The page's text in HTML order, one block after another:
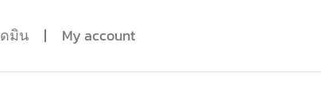
มิน My account